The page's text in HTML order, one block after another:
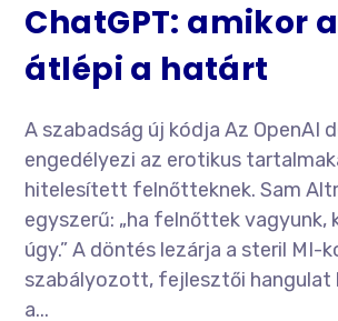
ChatGPT: amikor
átlépi a határt
A szabadság új kódja Az OpenAI
engedélyezi az erotikus
hitelesített felnőtteknek. Sam
egyszerű: „ha felnőttek vagyunk,
úgy.” A döntés lezárja a steril MI-
szabályozott, fejlesztői hangulat
a...